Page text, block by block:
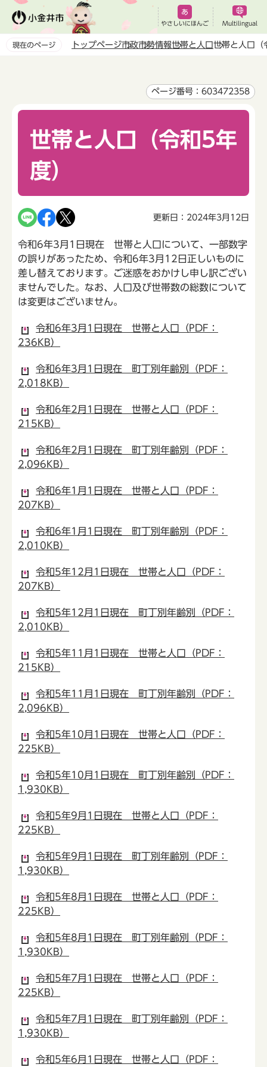
ペ
やさしいにほんご Multilingual
現在のページ トップページ市政市勢情報世帯と人口世帯と人口（
ページ番号：603472358
世帯と人口（令和5年
度）
更新日：2024年3月12日
令和6年3月1日現在 世帯と人口について、一部数字
の誤りがあったため、令和6年3月12日正しいものに
差し替えております。ご迷惑をおかけし申し訳ござい
ませんでした。なお、人口及び世帯数の総数について
は変更はございません。
令和6年3月1日現在 世帯と人口（PDF：
236KB）
令和6年3月1日現在 町丁別年齢別（PDF：
2,018KB）
令和6年2月1日現在 世帯と人口（PDF：
215KB）
令和6年2月1日現在 町丁別年齢別（PDF：
2,096KB）
令和6年1月1日現在 世帯と人口（PDF：
207KB）
令和6年1月1日現在 町丁別年齢別（PDF：
2,010KB）
令和5年12月1日現在 世帯と人口（PDF：
207KB）
令和5年12月1日現在 町丁別年齢別（PDF：
2,010KB）
令和5年11月1日現在 世帯と人口（PDF：
215KB）
令和5年11月1日現在 町丁別年齢別（PDF：
2,096KB）
令和5年10月1日現在 世帯と人口（PDF：
225KB）
令和5年10月1日現在 町丁別年齢別（PDF：
1,930KB）
令和5年9月1日現在 世帯と人口（PDF：
225KB）
令和5年9月1日現在 町丁別年齢別（PDF：
1,930KB）
令和5年8月1日現在 世帯と人口（PDF：
225KB）
令和5年8月1日現在 町丁別年齢別（PDF：
1,930KB）
令和5年7月1日現在 世帯と人口（PDF：
225KB）
令和5年7月1日現在 町丁別年齢別（PDF：
1,930KB）
令和5年6月1日現在 世帯と人口（PDF：